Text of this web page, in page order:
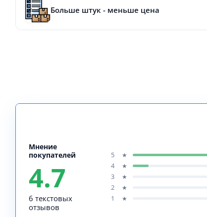
Больше штук - меньше цена
Мнение
покупателей
4.7
6 текстовых
отзывов
5 ★
4
★
3
★
2
★
1
★